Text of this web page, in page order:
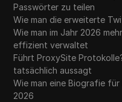
Passwörter zu teilen
Wie man die erweiterte
Wie man im Jahr 2026
effizient verwaltet
Führt ProxySite
tatsächlich aussagt
Wie man eine Biografie
2026